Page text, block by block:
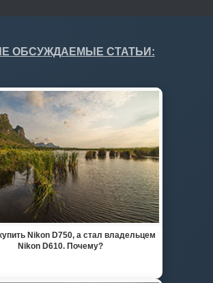
ОБСУЖДАЕМЫЕ СТАТЬИ:
Nikon D750, а стал владельцем
Nikon D610. Почему?